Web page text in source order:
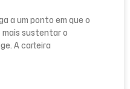
a um ponto em que o
mais sustentar o
A carteira